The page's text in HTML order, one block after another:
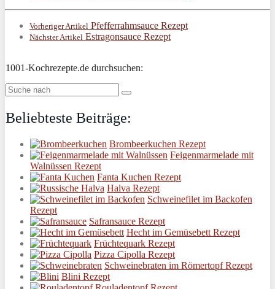
Vorheriger Artikel Pfefferrahmsauce Rezept
Nächster Artikel Estragonsauce Rezept
1001-Kochrezepte.de durchsuchen:
Beliebteste Beiträge:
Brombeerkuchen Rezept
Feigenmarmelade mit
Walnüssen Rezept
Fanta Kuchen Rezept
Halva Rezept
Schweinefilet im Backofen
Rezept
Safransauce Rezept
Hecht im Gemüsebett Rezept
Früchtequark Rezept
Pizza Cipolla Rezept
Schweinebraten im Römertopf Rezept
Blini Rezept